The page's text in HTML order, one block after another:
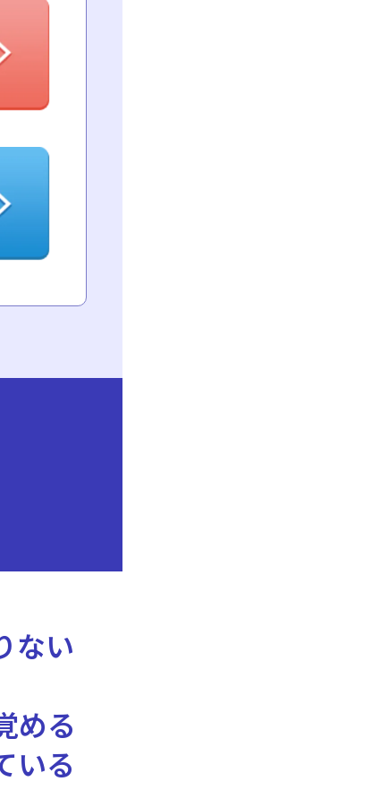
ない
める
いる